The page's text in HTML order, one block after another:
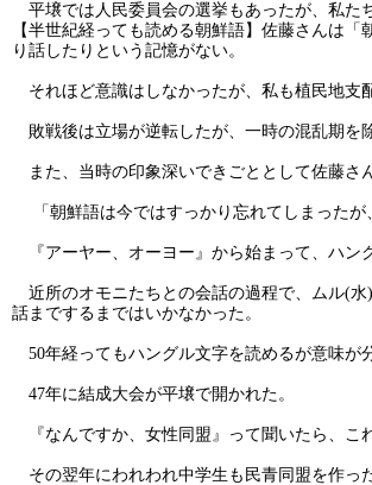
平壌では人民委員会の選挙もあったが、私た
【半世紀経っても読める朝鮮語】佐藤さんは
り話したりという記憶がない。
それほど意識はしなかったが、私も植民地支
敗戦後は立場が逆転したが、一時の混乱期を
また、当時の印象深いできごととして佐藤さ
「朝鮮語は今ではすっかり忘れてしまったが
『アーヤー、オーヨー』から始まって、ハン
近所のオモニたちとの会話の過程で、ムル(
話までするまではいかなかった。
50年経ってもハングル文字を読めるが意味が
47年に結成大会が平壌で開かれた。
『なんですか、女性同盟』って聞いたら、こ
その翌年にわれわれ中学生も民青同盟を作った